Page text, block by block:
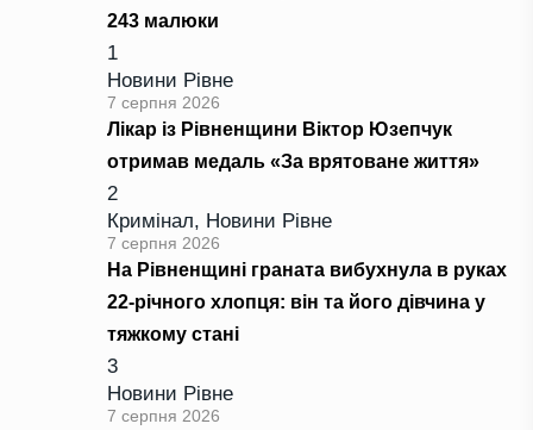
243 малюки
1
Новини Рівне
7 серпня 2026
Лікар із Рівненщини Віктор Юзепчук
отримав медаль «За врятоване життя»
2
Кримінал, Новини Рівне
7 серпня 2026
На Рівненщині граната вибухнула в руках
22-річного хлопця: він та його дівчина у
тяжкому стані
3
Новини Рівне
7 серпня 2026